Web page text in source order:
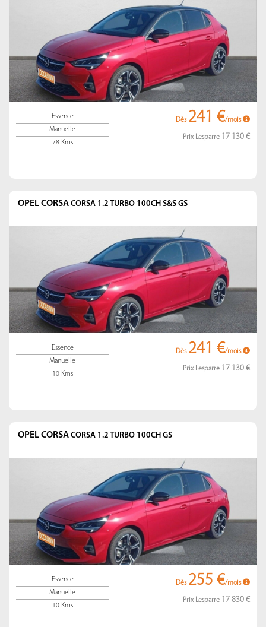
Essence
Manuelle
78 Kms
Dès 241 €/mois
Prix Lesparre 17 130 €
OPEL CORSA CORSA 1.2 TURBO 100CH S&S GS
Essence
Manuelle
10 Kms
Dès 241 €/mois
Prix Lesparre 17 130 €
OPEL CORSA CORSA 1.2 TURBO 100CH GS
Essence
Manuelle
10 Kms
Dès 255 €/mois
Prix Lesparre 17 830 €